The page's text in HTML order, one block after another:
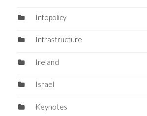
Infopolicy
Infrastructure
Ireland
Israel
Keynotes